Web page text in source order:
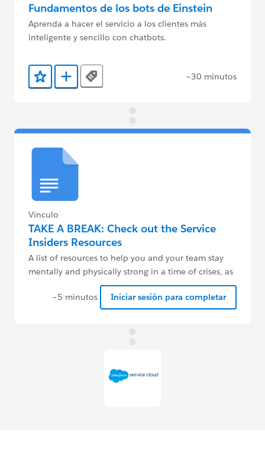
Fundamentos de los bots de Einstein
Aprenda a hacer el servicio a los clientes más
inteligente y sencillo con chatbots.
Agregar a favoritos
Agregar a Trailmix
Tags ~30 minutos
Vínculo
TAKE A BREAK: Check out the Service
Insiders Resources
A list of resources to help you and your team stay
mentally and physically strong in a time of crises, as
well as productivity tools.
~5 minutos
Iniciar sesión para completar